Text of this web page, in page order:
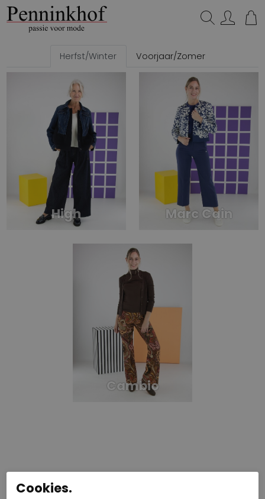
Herfst/Winter Voorjaar/Zomer
High Marc Cain
Cambio
Cookies.